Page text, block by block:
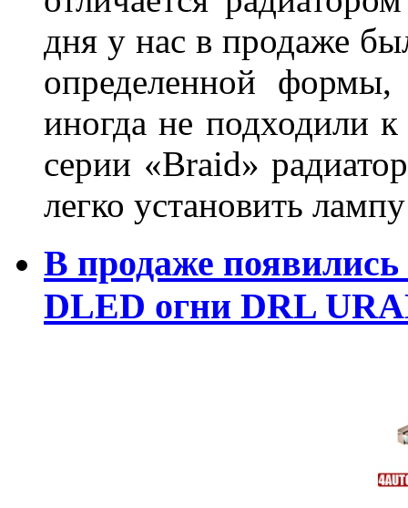
дня у нас в продаже
определенной
иногда не подходили
серии «Braid»
легко установить
В продаже
DLED огни DRL